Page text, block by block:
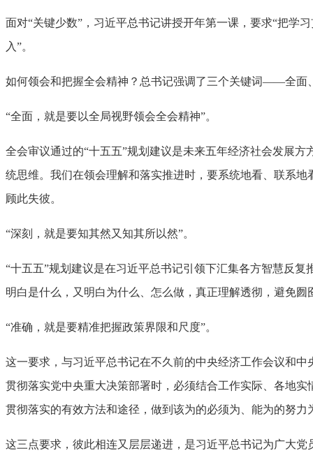
面对“关键少数”，习近平总书记讲授开年第一课，要求“把学
入”。
如何领会和把握全会精神？总书记强调了三个关键词——全面
“全面，就是要以全局视野领会全会精神”。
全会审议通过的“十五五”规划建议是未来五年经济社会发展
统思维。我们在领会理解和落实推进时，要系统地看、联系
顾此失彼。
“深刻，就是要知其然又知其所以然”。
“十五五”规划建议是在习近平总书记引领下汇集各方智慧反
明白是什么，又明白为什么、怎么做，真正理解透彻，避免
“准确，就是要精准把握政策界限和尺度”。
这一要求，与习近平总书记在不久前的中央经济工作会议和
贯彻落实党中央重大决策部署时，必须结合工作实际、各地
贯彻落实的有效方法和途径，做到该为的必须为、能为的努力
这三点要求，彼此相连又层层递进，是习近平总书记为广大